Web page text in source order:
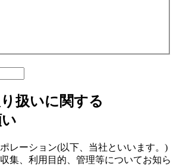
扱いに関する
レーション(以下、当社といいます。)
集、利用目的、管理等についてお知ら